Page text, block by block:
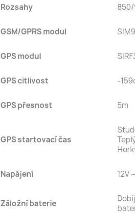
Rozsahy
GSM/GPRS modul
GPS modul
GPS citlivost -
GPS přesnost 5m
GPS startovací čas
Napájení 12V
Záložní baterie